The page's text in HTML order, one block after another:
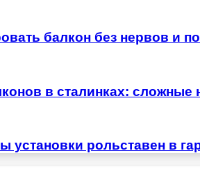
балкон без нервов и
в сталинках:
установки рольставен в